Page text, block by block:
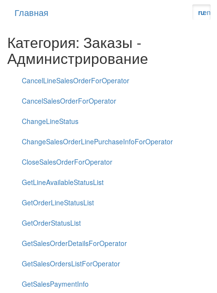
Главная en
ru
Категория: Заказы -
Администрирование
CancelLineSalesOrderForOperator
CancelSalesOrderForOperator
ChangeLineStatus
ChangeSalesOrderLinePurchaseInfoForOperator
CloseSalesOrderForOperator
GetLineAvailableStatusList
GetOrderLineStatusList
GetOrderStatusList
GetSalesOrderDetailsForOperator
GetSalesOrdersListForOperator
GetSalesPaymentInfo